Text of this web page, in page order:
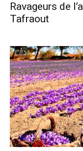
Ravageurs de
Tafraout